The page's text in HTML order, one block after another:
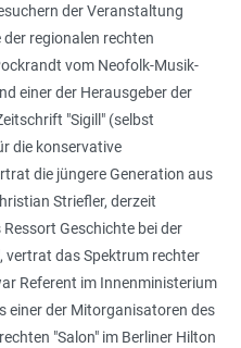
der Veranstaltung
regionalen rechten
vom Neofolk-Musik-
einer der Herausgeber der
"Sigill" (selbst
die konservative
die jüngere Generation aus
Striefler, derzeit
Geschichte bei der
vertrat das Spektrum rechter
Referent im Innenministerium
einer der Mitorganisatoren des
"Salon" im Berliner Hilton